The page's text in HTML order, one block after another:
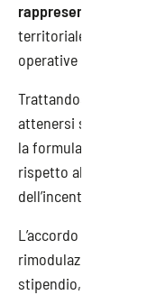
rappresentative sul
territoriale), ovvero
operative in azienda
Trattandosi di un
attenersi
la formulazione di un
rispetto alla
dell’incentivo.
L’accordo collettivo
rimodulazione degli
stipendio, potrà